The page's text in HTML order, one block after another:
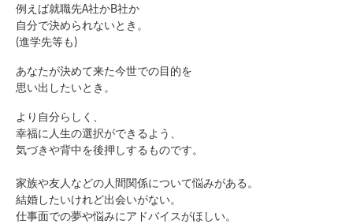
例えば就職先A社かB社か
自分で決められないとき。
(進学先等も)
あなたが決めて来た今世での目的を
思い出したいとき。
より自分らしく、
幸福に人生の選択ができるよう、
気づきや背中を後押しするものです。
家族や友人などの人間関係について悩みがある。
結婚したいけれど出会いがない。
仕事面での夢や悩みにアドバイスがほしい。